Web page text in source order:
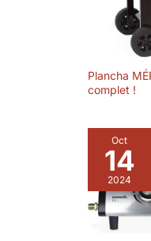
Plancha
complet !
Oct
14
2024